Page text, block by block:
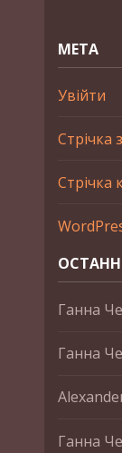
МЕТА
Увійти
Стрічка
Стрічка
Ганна
Ганна
Ганна